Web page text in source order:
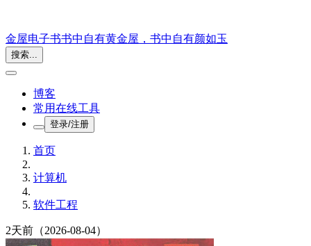
金屋电子书书中自有黄金屋，书中自有颜如玉
搜索...
博客
常用在线工具
登录/注册
首页
计算机
软件工程
2天前 （2026-08-04）